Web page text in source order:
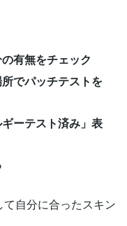
有無をチェック
でパッチテストを
ギーテスト済み」表
自分に合ったスキン